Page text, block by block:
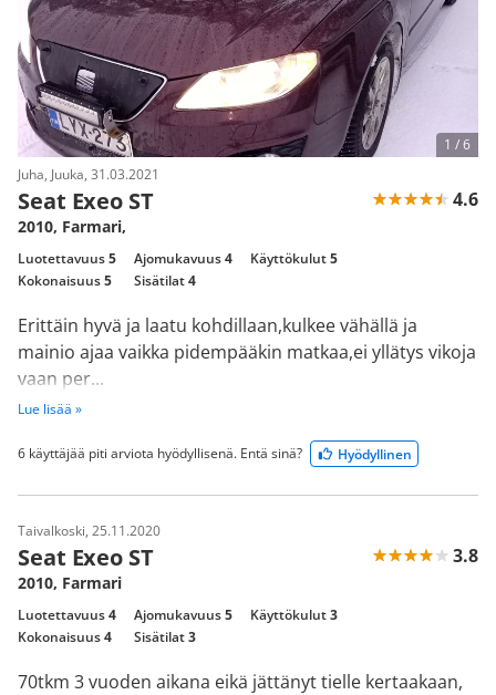
Juha, Juuka, 31.03.2021
Seat Exeo ST 4.6
2010, Farmari,
Luotettavuus5 Ajomukavuus4 Käyttökulut5
Kokonaisuus5 Sisätilat4
Erittäin hyvä ja laatu kohdillaan,kulkee vähällä ja
mainio ajaa vaikka pidempääkin matkaa,ei yllätys vikoja
vaan per...
Lue lisää »
6 käyttäjää piti arviota hyödyllisenä. Entä sinä? Hyödyllinen
1 /6
Taivalkoski, 25.11.2020
Seat Exeo ST 3.8
2010, Farmari
Luotettavuus4 Ajomukavuus5 Käyttökulut3
Kokonaisuus4 Sisätilat3
70tkm 3 vuoden aikana eikä jättänyt tielle kertaakaan,